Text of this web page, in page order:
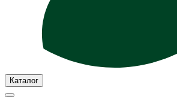
Каталог